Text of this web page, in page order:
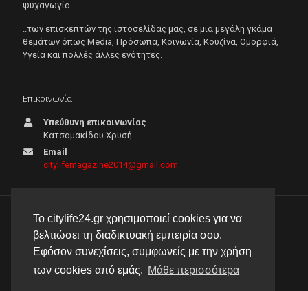
Το citylife24.gr χρησιμοποιεί cookies για να
βελτιώσει τη διαδικτυακή εμπειρία σου.
Εφόσον συνεχίσεις, συμφωνείς με την χρήση
των cookies από εμάς. Μάθε περισσότερα
ψυχαγωγία..
..των επισκεπτών της ιστοσελίδας μας, σε μία μεγάλη γκάμα
θεμάτων όπως Μedia, Πρόσωπα, Κοινωνία, Κουζίνα, Ομορφιά,
Υγεία και πολλές άλλες ενότητες.
Επικοινωνία
Υπεύθυνη επικοινωνίας
Κατσαμακίδου Χρυσή
Email
citylifemagazine2014@gmail.com
© 2026 City Life 24 | Με την επιφύλαξη κάθε νόμιμου
δικαιώματος |
Πολιτική απορρήτου
δημιουργία & φιλοξενία ιστοσελίδας bymanbiz isp